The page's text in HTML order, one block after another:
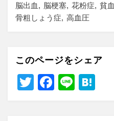
脳出血
脳梗塞 花粉症 貧血
骨粗しょう症
高血圧
このページをシェア
T
F
Li